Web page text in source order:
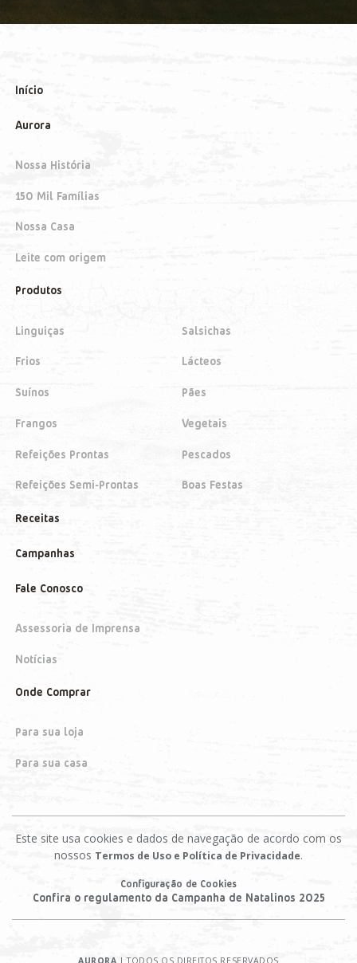
Início
Aurora
Nossa História
150 Mil Famílias
Nossa Casa
Leite com origem
Produtos
Linguiças
Frios
Suínos
Frangos
Refeições Prontas
Refeições Semi-Prontas
Salsichas
Lácteos
Pães
Vegetais
Pescados
Boas Festas
Receitas
Campanhas
Fale Conosco
Assessoria de Imprensa
Notícias
Onde Comprar
Para sua loja
Para sua casa
Este site usa cookies e dados de navegação de acordo com os
nossos Termos de Uso e Política de Privacidade.
Configuração de Cookies
Confira o regulamento da Campanha de Natalinos 2025
AURORA | TODOS OS DIREITOS RESERVADOS